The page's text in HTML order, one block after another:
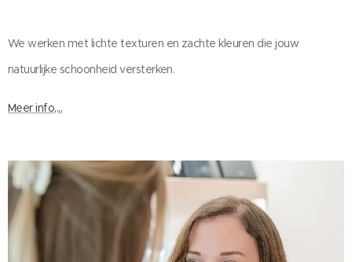
We werken met lichte texturen en zachte kleuren die jouw
natuurlijke schoonheid versterken.
Meer info,...